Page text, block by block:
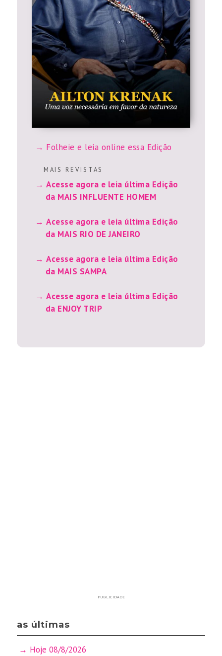
Folheie e leia online essa Edição
M A I S R E V I S T A S
Acesse agora e leia última Edição
da MAIS INFLUENTE HOMEM
Acesse agora e leia última Edição
da MAIS RIO DE JANEIRO
Acesse agora e leia última Edição
da MAIS SAMPA
Acesse agora e leia última Edição
da ENJOY TRIP
PUBLICIDADE
as últimas
Hoje 08/8/2026